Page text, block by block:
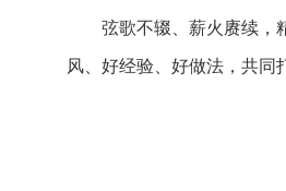
弦歌不辍、薪火赓续，
风、好经验、好做法，共同